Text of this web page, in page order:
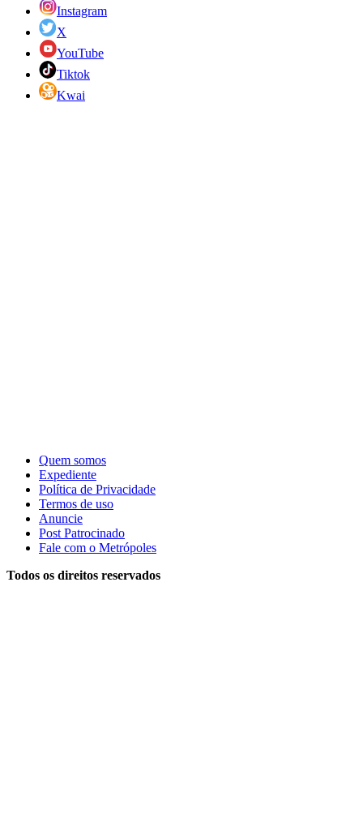
Instagram
X
YouTube
Tiktok
Kwai
Quem somos
Expediente
Política de Privacidade
Termos de uso
Anuncie
Post Patrocinado
Fale com o Metrópoles
Todos os direitos reservados